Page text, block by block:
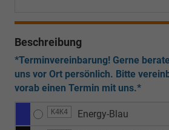
Beschreibung
*Terminvereinbarung! Gerne
uns vor Ort persönlich. Bitte
vorab einen Termin mit uns.*
K4K4 Energy-Blau